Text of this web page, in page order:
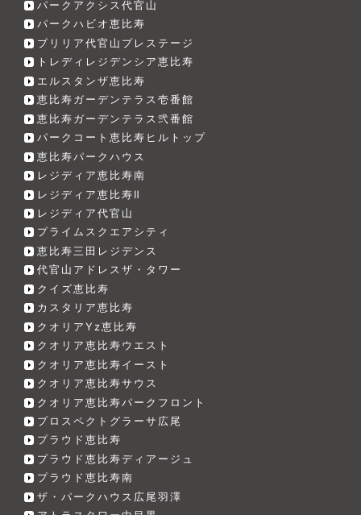
パークアクシス代官山
パークハビオ恵比寿
ブリリア代官山プレステージ
トレディレジデンシア恵比寿
エルスタンザ恵比寿
恵比寿ガーデンテラス壱番館
恵比寿ガーデンテラス弐番館
パークコート恵比寿ヒルトップ
恵比寿パークハウス
レジディア恵比寿南
レジディア恵比寿Ⅱ
レジディア代官山
プライムスクエアシティ
恵比寿三田レジデンス
代官山アドレスザ・タワー
クイズ恵比寿
カスタリア恵比寿
クオリアYz恵比寿
クオリア恵比寿ウエスト
クオリア恵比寿イースト
クオリア恵比寿サウス
クオリア恵比寿パークフロント
プロスペクトグラーサ広尾
プラウド恵比寿
プラウド恵比寿ディアージュ
プラウド恵比寿南
ザ・パークハウス広尾羽澤